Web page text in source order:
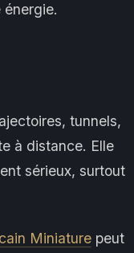
tunnels,
à distance. Elle
sérieux, surtout
Miniature peut